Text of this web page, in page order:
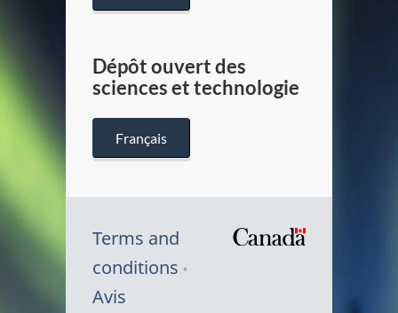
Dépôt ouvert des
sciences et technologie
Français
Terms and
conditions
Avis